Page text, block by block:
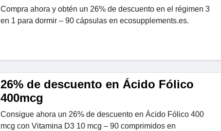
Compra ahora y obtén un 26% de descuento en el régimen 3
en 1 para dormir – 90 cápsulas en ecosupplements.es.
26% de descuento en Ácido Fólico
400mcg
Consigue ahora un 26% de descuento en Ácido Fólico 400
mcg con Vitamina D3 10 mcg – 90 comprimidos en